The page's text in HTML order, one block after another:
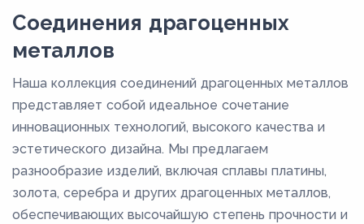
Соединения драгоценных
металлов
Наша коллекция соединений драгоценных металлов
представляет собой идеальное сочетание
инновационных технологий, высокого качества и
эстетического дизайна. Мы предлагаем
разнообразие изделий, включая сплавы платины,
золота, серебра и других драгоценных металлов,
обеспечивающих высочайшую степень прочности и